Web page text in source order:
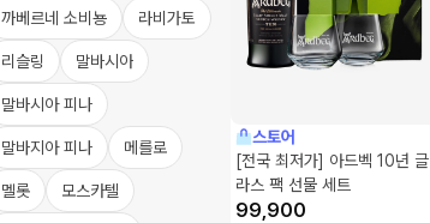
까베르네 소비뇽 라비가토
리슬링 말바시아
말바시아 피나
말바지아 피나 메를로
멜롯 모스카텔
스토어
[전국 최저가] 아드벡 10년 글
라스 팩 선물 세트
99,900